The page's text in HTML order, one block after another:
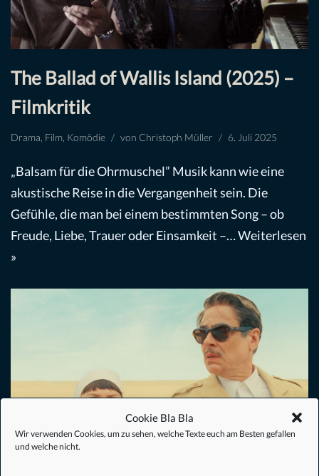
Cookie Bla Bla
Wir verwenden Cookies, um zu sehen, welche Texte euch am Besten gefallen
und welche nicht.
The Ballad of Wallis Island (2025) –
Filmkritik
Drama, Film, Komödie von Christoph Müller 6. Juli 2025
„Balsam für die Ohrmuschel” Musik kann wie eine
akustische Reise in die Vergangenheit sein. Die
Gefühle, die man bei einem bestimmten Song – ob
Freude, Liebe, Trauer oder Einsamkeit –…Weiterlesen
»